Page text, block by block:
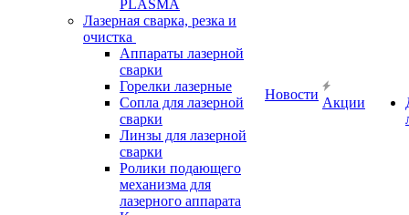
PLASMA
Лазерная сварка, резка и
очистка
Аппараты лазерной
сварки
Горелки лазерные
Сопла для лазерной
сварки
Линзы для лазерной
сварки
Ролики подающего
механизма для
лазерного аппарата
Новости
Акции